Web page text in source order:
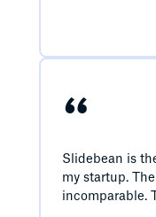
“
Slidebean is
my startup.
incomparable.